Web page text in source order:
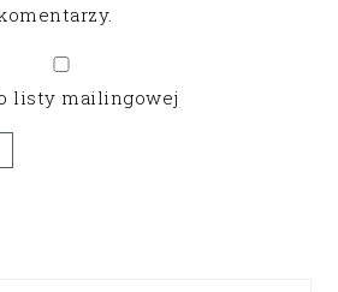
listy mailingowej